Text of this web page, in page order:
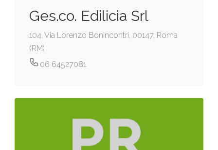
Ges.co. Edilicia Srl
104, Via Lorenzo Bonincontri, 00147, Roma
(RM)
06 64527081